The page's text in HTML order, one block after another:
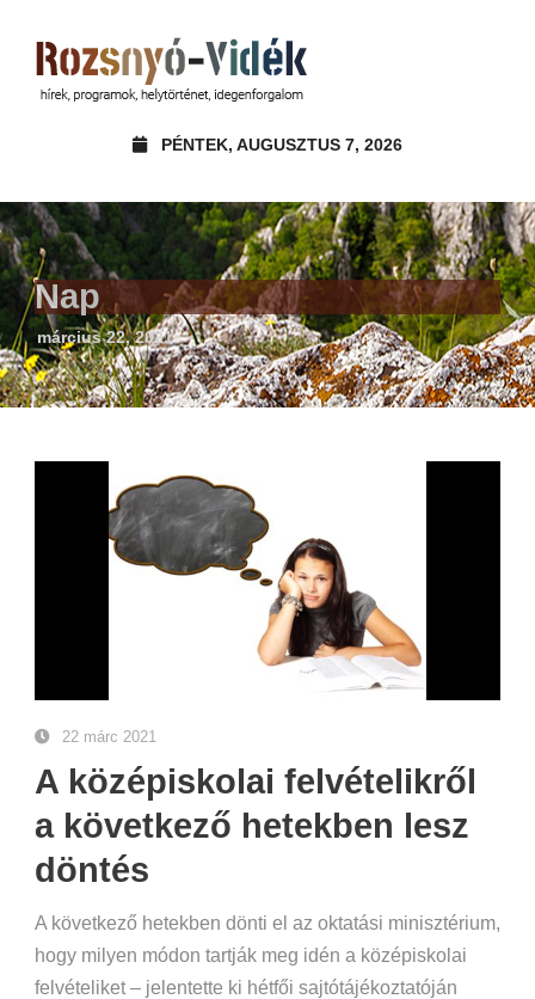
PÉNTEK, AUGUSZTUS 7, 2026
Nap
március 22, 2021
22 márc 2021
A középiskolai felvételikről
a következő hetekben lesz
döntés
A következő hetekben dönti el az oktatási minisztérium,
hogy milyen módon tartják meg idén a középiskolai
felvételiket – jelentette ki hétfői sajtótájékoztatóján